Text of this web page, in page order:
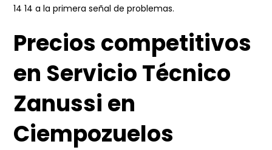
14 14 a la primera señal de problemas.
Precios competitivos
en Servicio Técnico
Zanussi en
Ciempozuelos